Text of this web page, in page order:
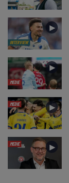
INTERVIEW
►
MEDIE
►
MEDIE ►
MEDIE ►